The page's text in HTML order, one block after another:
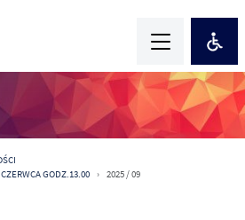
GODZ.13.00
2025 / 09